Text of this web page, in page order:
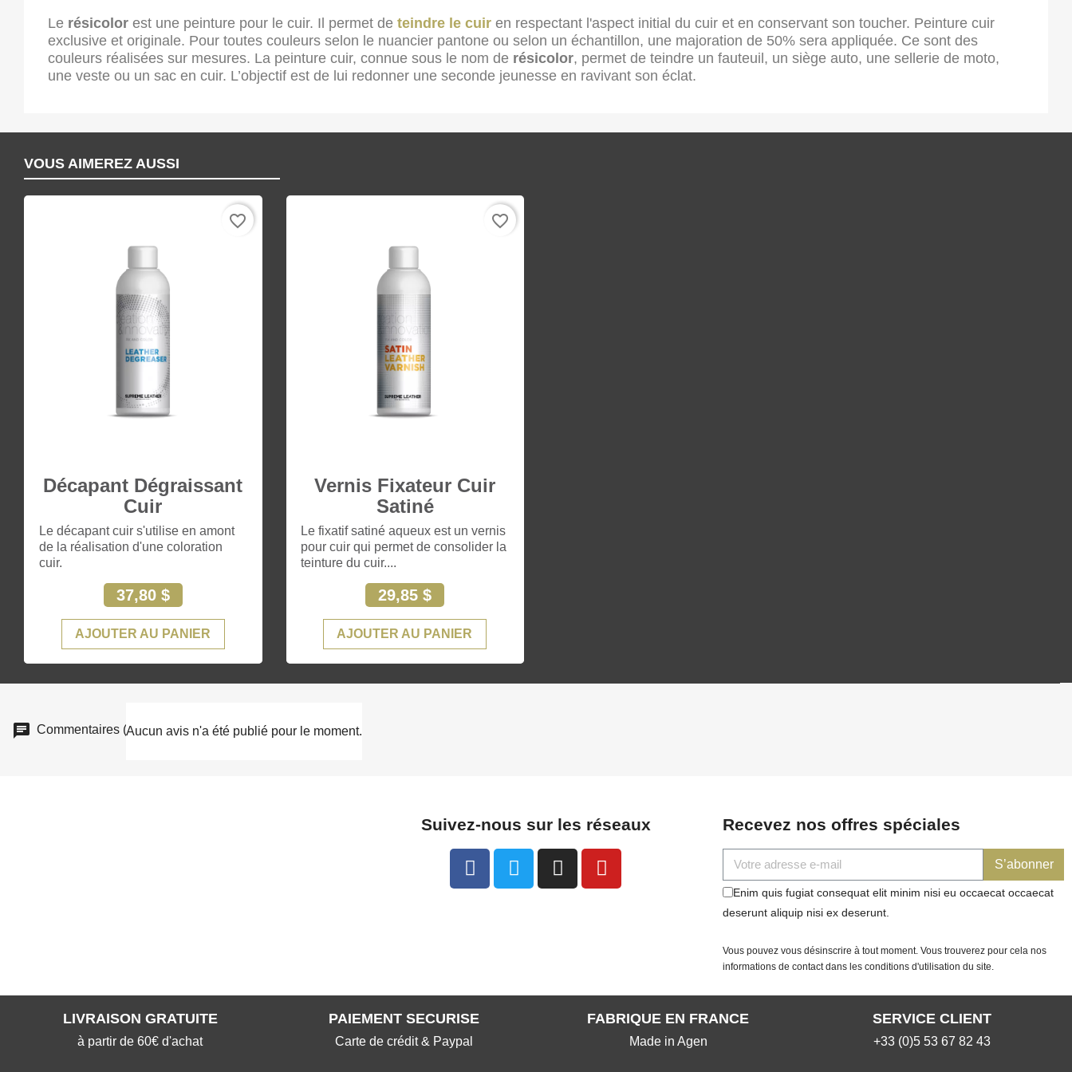
Le résicolor est une peinture pour le cuir. Il permet de teindre le cuir en respectant l'aspect initial du cuir et en conservant son toucher. Peinture cuir
exclusive et originale. Pour toutes couleurs selon le nuancier pantone ou selon un échantillon, une majoration de 50% sera appliquée. Ce sont des
couleurs réalisées sur mesures. La peinture cuir, connue sous le nom de résicolor, permet de teindre un fauteuil, un siège auto, une sellerie de moto,
une veste ou un sac en cuir. L’objectif est de lui redonner une seconde jeunesse en ravivant son éclat.
VOUS AIMEREZ AUSSI
Décapant Dégraissant
Cuir
Le décapant cuir s'utilise en amont
de la réalisation d'une coloration
cuir.
37,80 $
AJOUTER AU PANIER
favorite_border
Vernis Fixateur Cuir
Satiné
Le fixatif satiné aqueux est un vernis
pour cuir qui permet de consolider la
teinture du cuir....
29,85 $
AJOUTER AU PANIER
favorite_border
Commentaires (0)Aucun avis n'a été publié pour le moment.
Suivez-nous sur les réseaux Recevez nos offres spéciales
S’abonner
Enim quis fugiat consequat elit minim nisi eu occaecat occaecat
deserunt aliquip nisi ex deserunt.
Vous pouvez vous désinscrire à tout moment. Vous trouverez pour cela nos
informations de contact dans les conditions d'utilisation du site.
LIVRAISON GRATUITE
à partir de 60€ d'achat
PAIEMENT SECURISE
Carte de crédit & Paypal
FABRIQUE EN FRANCE
Made in Agen
SERVICE CLIENT
+33 (0)5 53 67 82 43